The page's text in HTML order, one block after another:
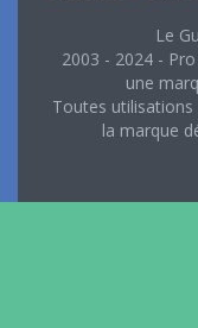
Le
2003 - 2024 -
une
Toutes
la marque